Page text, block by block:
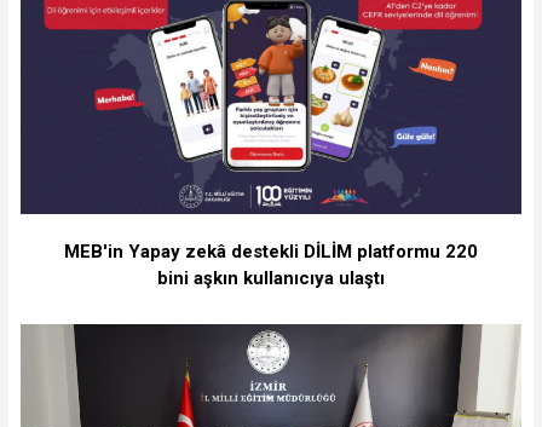
MEB'in Yapay zekâ destekli DİLİM platformu 220
bini aşkın kullanıcıya ulaştı